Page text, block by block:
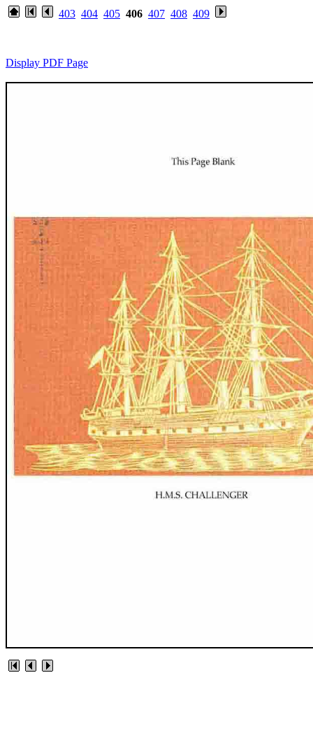
403 404 405 406 407 408 409
Display PDF Page